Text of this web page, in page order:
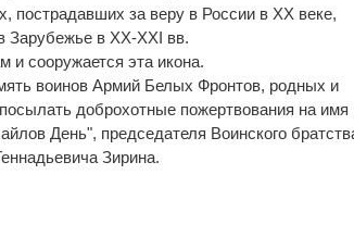
пострадавших за веру в России в ХХ веке,
Зарубежье в XX-XXI вв.
и сооружается эта икона.
воинов Армий Белых Фронтов, родных и
доброхотные пожертвования на имя
День", председателя Воинского
Зирина.